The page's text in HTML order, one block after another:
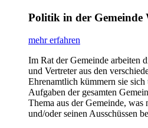
Politik in der Gemeinde
mehr erfahren
Im Rat der Gemeinde arbeiten
und Vertreter aus den
Ehrenamtlich kümmern sie
Aufgaben der gesamten
Thema aus der Gemeinde,
und/oder seinen Ausschüssen